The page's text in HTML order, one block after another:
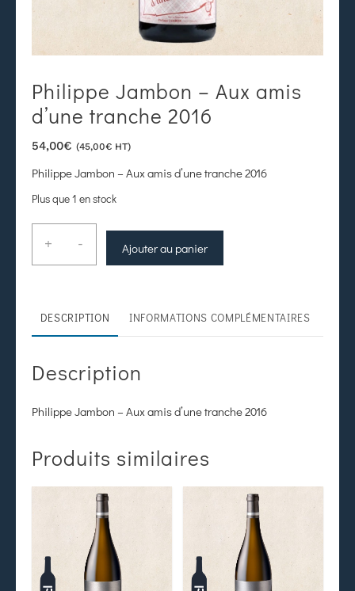
Philippe Jambon – Aux amis
d’une tranche 2016
54,00€ (45,00€ HT)
Philippe Jambon – Aux amis d’une tranche 2016
Plus que 1 en stock
+ - Ajouter au panier
DESCRIPTION INFORMATIONS COMPLÉMENTAIRES
Description
Philippe Jambon – Aux amis d’une tranche 2016
Produits similaires